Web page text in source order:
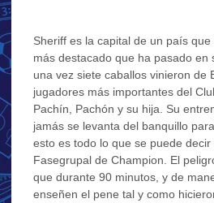
Sheriff es la capital de un país
más destacado que ha pasado en
una vez siete caballos vinieron de
jugadores más importantes del
Pachín, Pachón y su hija. Su
jamás se levanta del banquillo
esto es todo lo que se puede
Fasegrupal de Champion. El
que durante 90 minutos, y de
enseñen el pene tal y como